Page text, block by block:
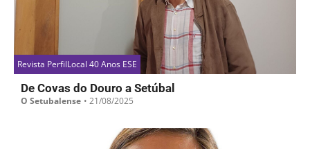
Revista PerfilLocal 40 Anos ESE
De Covas do Douro a Setúbal
O Setubalense • 21/08/2025